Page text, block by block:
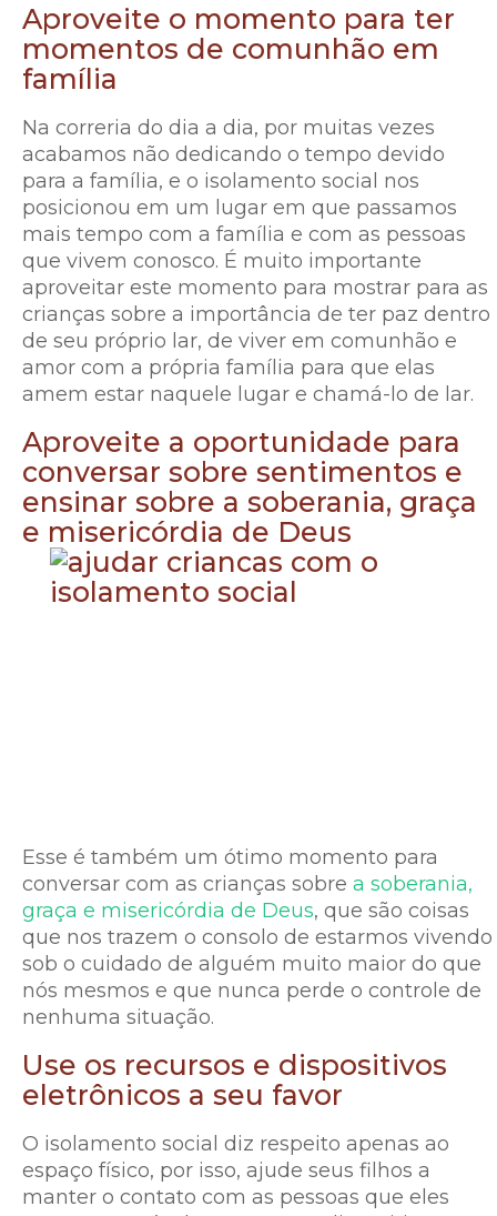
Aproveite o momento para ter
momentos de comunhão em
família
Na correria do dia a dia, por muitas vezes
acabamos não dedicando o tempo devido
para a família, e o isolamento social nos
posicionou em um lugar em que passamos
mais tempo com a família e com as pessoas
que vivem conosco. É muito importante
aproveitar este momento para mostrar para as
crianças sobre a importância de ter paz dentro
de seu próprio lar, de viver em comunhão e
amor com a própria família para que elas
amem estar naquele lugar e chamá-lo de lar.
Aproveite a oportunidade para
conversar sobre sentimentos e
ensinar sobre a soberania, graça
e misericórdia de Deus
Esse é também um ótimo momento para
conversar com as crianças sobre a soberania,
graça e misericórdia de Deus, que são coisas
que nos trazem o consolo de estarmos vivendo
sob o cuidado de alguém muito maior do que
nós mesmos e que nunca perde o controle de
nenhuma situação.
Use os recursos e dispositivos
eletrônicos a seu favor
O isolamento social diz respeito apenas ao
espaço físico, por isso, ajude seus filhos a
manter o contato com as pessoas que eles